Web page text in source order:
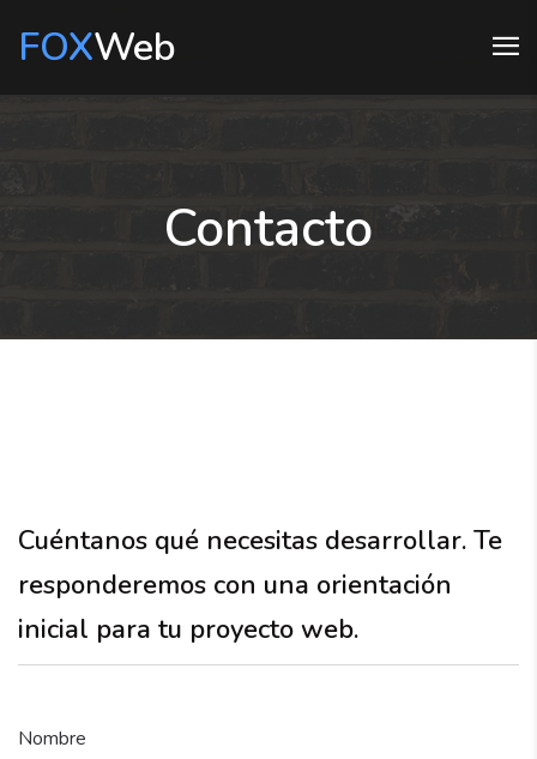
FOXWeb
Contacto
Cuéntanos qué necesitas desarrollar. Te
responderemos con una orientación
inicial para tu proyecto web.
Nombre